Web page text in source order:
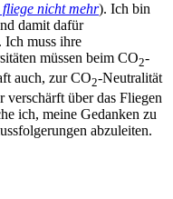
fliege nicht mehr). Ich bin
damit dafür
muss ihre
müssen beim CO2-
auch, zur CO2-Neutralität
über das Fliegen
ich, meine Gedanken zu
abzuleiten.